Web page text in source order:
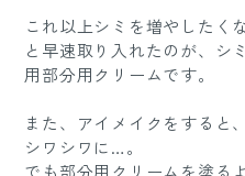
これ以上シミを増やしたく
と早速取り入れたのが、シ
用部分用クリームです。
また、アイメイクをすると
シワシワに…。
でも部分用クリームを塗る